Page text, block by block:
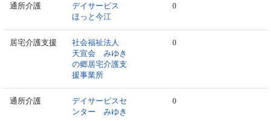
通所介護
デイサービス
ほっと今江
0
居宅介護支援
社会福祉法人
天宣会 みゆき
の郷居宅介護支
援事業所
0
通所介護
デイサービスセ
ンター みゆき
0